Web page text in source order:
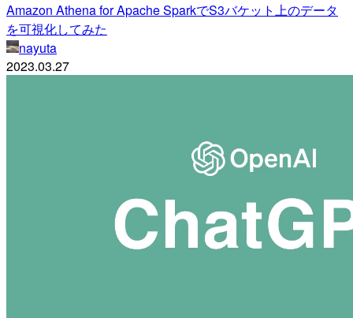
Amazon Athena for Apache SparkでS3バケット上のデータ
を可視化してみた
nayuta
2023.03.27